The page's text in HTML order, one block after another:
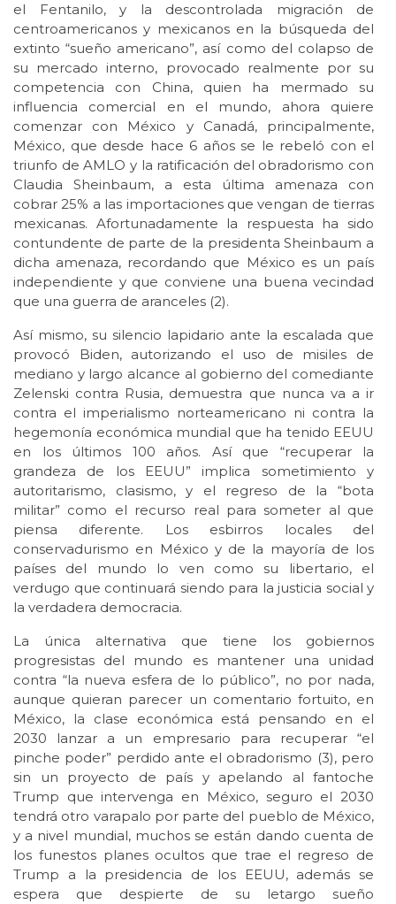
el Fentanilo, y la descontrolada migración de
centroamericanos y mexicanos en la búsqueda del
extinto “sueño americano”, así como del colapso de
su mercado interno, provocado realmente por su
competencia con China, quien ha mermado su
influencia comercial en el mundo, ahora quiere
comenzar con México y Canadá, principalmente,
México, que desde hace 6 años se le rebeló con el
triunfo de AMLO y la ratificación del obradorismo con
Claudia Sheinbaum, a esta última amenaza con
cobrar 25% a las importaciones que vengan de tierras
mexicanas. Afortunadamente la respuesta ha sido
contundente de parte de la presidenta Sheinbaum a
dicha amenaza, recordando que México es un país
independiente y que conviene una buena vecindad
que una guerra de aranceles (2).
Así mismo, su silencio lapidario ante la escalada que
provocó Biden, autorizando el uso de misiles de
mediano y largo alcance al gobierno del comediante
Zelenski contra Rusia, demuestra que nunca va a ir
contra el imperialismo norteamericano ni contra la
hegemonía económica mundial que ha tenido EEUU
en los últimos 100 años. Así que “recuperar la
grandeza de los EEUU” implica sometimiento y
autoritarismo, clasismo, y el regreso de la “bota
militar” como el recurso real para someter al que
piensa diferente. Los esbirros locales del
conservadurismo en México y de la mayoría de los
países del mundo lo ven como su libertario, el
verdugo que continuará siendo para la justicia social y
la verdadera democracia.
La única alternativa que tiene los gobiernos
progresistas del mundo es mantener una unidad
contra “la nueva esfera de lo público”, no por nada,
aunque quieran parecer un comentario fortuito, en
México, la clase económica está pensando en el
2030 lanzar a un empresario para recuperar “el
pinche poder” perdido ante el obradorismo (3), pero
sin un proyecto de país y apelando al fantoche
Trump que intervenga en México, seguro el 2030
tendrá otro varapalo por parte del pueblo de México,
y a nivel mundial, muchos se están dando cuenta de
los funestos planes ocultos que trae el regreso de
Trump a la presidencia de los EEUU, además se
espera que despierte de su letargo sueño